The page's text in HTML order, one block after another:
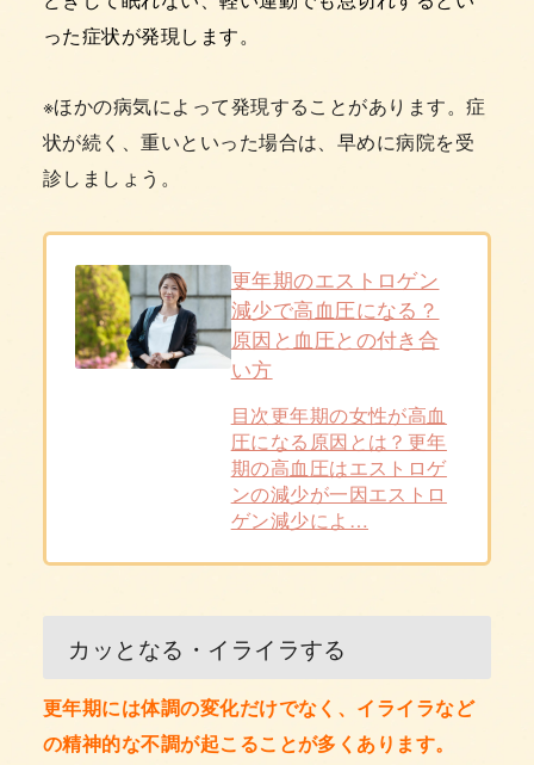
った症状が発現します。
※ほかの病気によって発現することがあります。症
状が続く、重いといった場合は、早めに病院を受
診しましょう。
更年期のエストロゲン
減少で高血圧になる？
原因と血圧との付き合
い方
目次更年期の女性が高血
圧になる原因とは？更年
期の高血圧はエストロゲ
ンの減少が一因エストロ
ゲン減少によ…
カッとなる・イライラする
更年期には体調の変化だけでなく、イライラなど
の精神的な不調が起こることが多くあります。